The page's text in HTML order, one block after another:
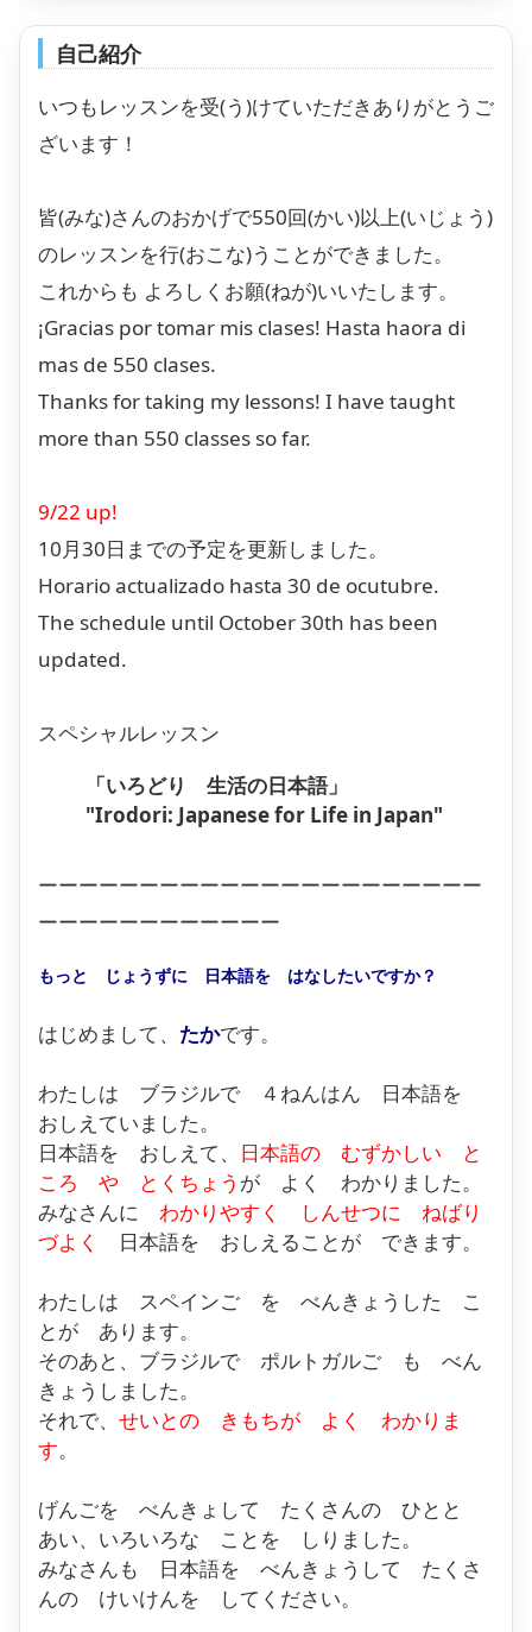
自己紹介
いつもレッスンを受(う)けていただきありがとうご
ざいます！
皆(みな)さんのおかげで550回(かい)以上(いじょう)
のレッスンを行(おこな)うことができました。
これからも よろしくお願(ねが)いいたします。
¡Gracias por tomar mis clases! Hasta haora di
mas de 550 clases.
Thanks for taking my lessons! I have taught
more than 550 classes so far.
9/22 up!
10月30日までの予定を更新しました。
Horario actualizado hasta 30 de ocutubre.
The schedule until October 30th has been
updated.
スペシャルレッスン
「いろどり 生活の日本語」
"Irodori: Japanese for Life in Japan"
ーーーーーーーーーーーーーーーーーーーーーー
ーーーーーーーーーーーー
もっと じょうずに 日本語を はなしたいですか？
はじめまして、 たかです。
わたしは ブラジルで ４ねんはん 日本語を
おしえていました。
日本語を おしえて、 日本語の むずかしい と
ころ や とくちょう が よく わかりました。
みなさんに わかりやすく しんせつに ねばり
づよく
日本語を おしえることが できます。
わたしは スペインご を べんきょうした こ
とが あります。
そのあと、ブラジルで ポルトガルご も べん
きょうしました。
それで、 せいとの きもちが よく わかりま
す。
げんごを べんきょして たくさんの ひとと
あい、いろいろな ことを しりました。
みなさんも 日本語を べんきょうして たくさ
んの けいけんを してください。